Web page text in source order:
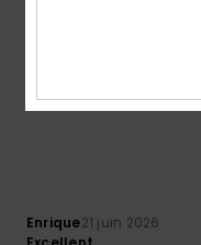
Enrique21 juin 2026